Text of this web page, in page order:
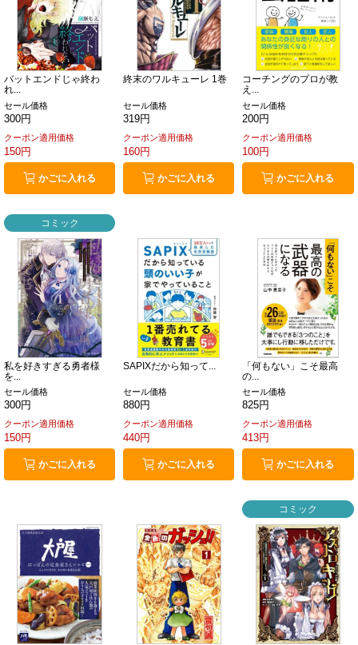
バットエンドじゃ終わ
れ...
セール価格
300円
クーポン適用価格
150円
かごに入れる
終末のワルキューレ 1巻
セール価格
319円
クーポン適用価格
160円
かごに入れる
コーチングのプロが教
え...
セール価格
200円
クーポン適用価格
100円
かごに入れる
コミック
私を好きすぎる勇者様
を...
セール価格
300円
クーポン適用価格
150円
かごに入れる
SAPIXだから知って...
セール価格
880円
クーポン適用価格
440円
かごに入れる
「何もない」こそ最高
の...
セール価格
825円
クーポン適用価格
413円
かごに入れる
コミック